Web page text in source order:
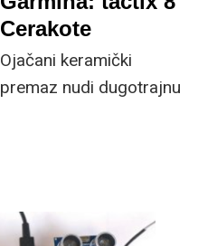
stražnje svjetlo za
Cerakote
Ojačani keramički
premaz nudi dugotrajnu